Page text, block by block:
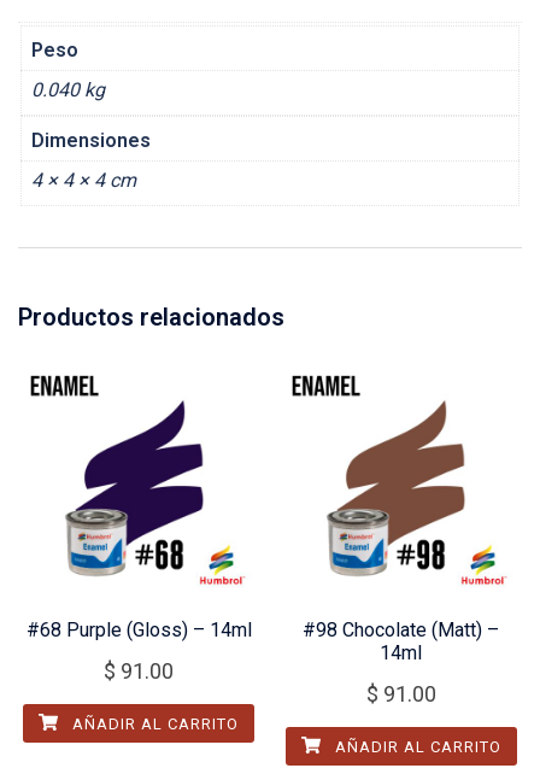
Peso
0.040 kg
Dimensiones
4 × 4 × 4 cm
Productos relacionados
#68 Purple (Gloss) – 14ml
$ 91.00
AÑADIR AL CARRITO
#98 Chocolate (Matt) –
14ml
$ 91.00
AÑADIR AL CARRITO